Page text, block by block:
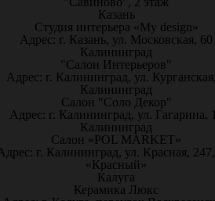
Казань
Студия интерьера «My design»
Адрес: г. Казань, ул. Московская, 60
Калининград
"Салон Интерьеров"
Адрес: г. Калининград, ул.
Калининград
Салон "Соло Декор"
Адрес: г. Калининград, ул. Гагарина,
Калининград
Салон «POL MARKET»
г. Калининград, ул. Красная,
«Красный»
Калуга
Керамика Люкс